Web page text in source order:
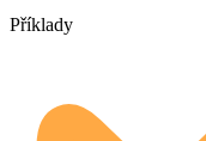
Příklady